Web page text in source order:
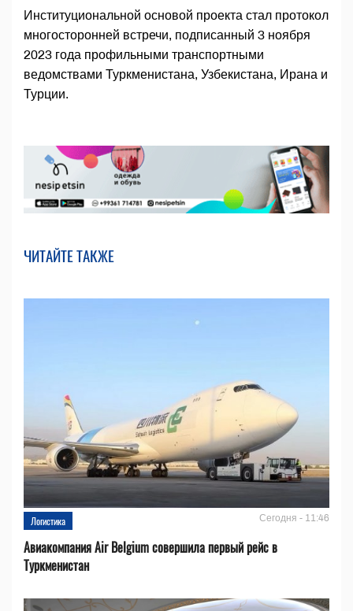
Институциональной основой проекта стал протокол
многосторонней встречи, подписанный 3 ноября
2023 года профильными транспортными
ведомствами Туркменистана, Узбекистана, Ирана и
Турции.
ЧИТАЙТЕ ТАКЖЕ
Логистика Сегодня - 11:46
Авиакомпания Air Belgium совершила первый рейс в
Туркменистан